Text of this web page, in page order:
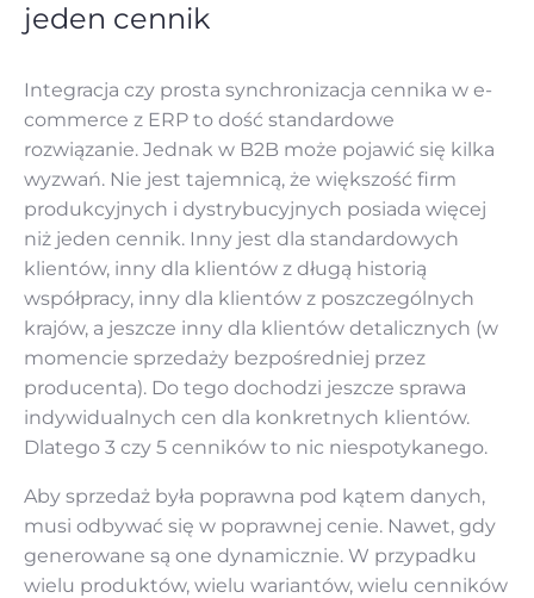
jeden cennik
Integracja czy prosta synchronizacja cennika w e-
commerce z ERP to dość standardowe
rozwiązanie. Jednak w B2B może pojawić się kilka
wyzwań. Nie jest tajemnicą, że większość firm
produkcyjnych i dystrybucyjnych posiada więcej
niż jeden cennik. Inny jest dla standardowych
klientów, inny dla klientów z długą historią
współpracy, inny dla klientów z poszczególnych
krajów, a jeszcze inny dla klientów detalicznych (w
momencie sprzedaży bezpośredniej przez
producenta). Do tego dochodzi jeszcze sprawa
indywidualnych cen dla konkretnych klientów.
Dlatego 3 czy 5 cenników to nic niespotykanego.
Aby sprzedaż była poprawna pod kątem danych,
musi odbywać się w poprawnej cenie. Nawet, gdy
generowane są one dynamicznie. W przypadku
wielu produktów, wielu wariantów, wielu cenników